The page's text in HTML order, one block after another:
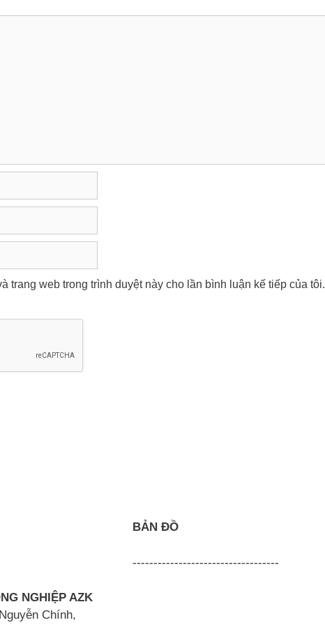
trang web trong trình duyệt này cho lần bình luận kế tiếp của tôi.
NGHIỆP AZK
Chính,
BẢN ĐỒ
-----------------------------------